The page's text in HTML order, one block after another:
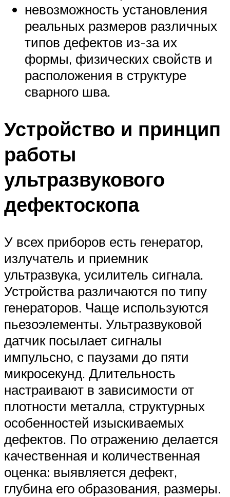
невозможность установления
реальных размеров различных
типов дефектов из-за их
формы, физических свойств и
расположения в структуре
сварного шва.
Устройство и принцип
работы
ультразвукового
дефектоскопа
У всех приборов есть генератор,
излучатель и приемник
ультразвука, усилитель сигнала.
Устройства различаются по типу
генераторов. Чаще используются
пьезоэлементы. Ультразвуковой
датчик посылает сигналы
импульсно, с паузами до пяти
микросекунд. Длительность
настраивают в зависимости от
плотности металла, структурных
особенностей изыскиваемых
дефектов. По отражению делается
качественная и количественная
оценка: выявляется дефект,
глубина его образования, размеры.